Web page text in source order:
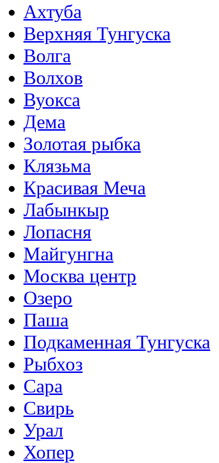
Ахтуба
Верхняя Тунгуска
Волга
Волхов
Вуокса
Дема
Золотая рыбка
Клязьма
Красивая Меча
Лабынкыр
Лопасня
Майгунгна
Москва центр
Озеро
Паша
Подкаменная Тунгуска
Рыбхоз
Сара
Свирь
Урал
Хопер